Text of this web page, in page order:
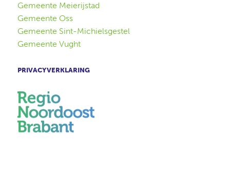
Gemeente Meierijstad
Gemeente Oss
Gemeente Sint-Michielsgestel
Gemeente Vught
PRIVACYVERKLARING